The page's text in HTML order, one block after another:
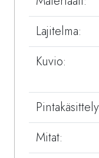
Lajitelma:
Kuvio:
Mitat: